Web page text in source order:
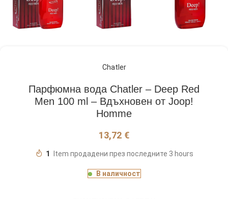
Chatler
Парфюмна вода Chatler – Deep Red
Men 100 ml – Вдъхновен от Joop!
Homme
13,72 €
1 Item продадени през последните 3 hours
В наличност